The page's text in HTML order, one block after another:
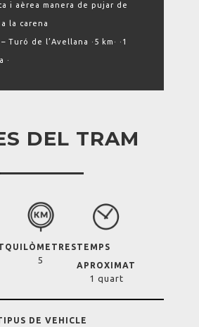
i aèrea manera de pujar de
la carena
Turó de l’Avellana ·5 km· ·1
·
DEL TRAM
QUILÒMETRES
5
TEMPS
APROXIMAT
1 quart
DE VEHICLE